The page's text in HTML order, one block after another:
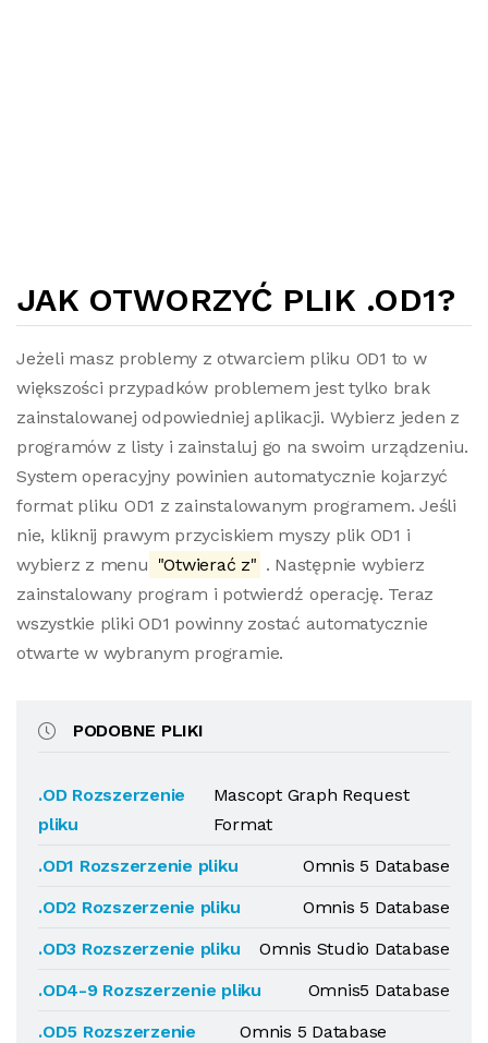
JAK OTWORZYĆ PLIK .OD1?
Jeżeli masz problemy z otwarciem pliku OD1 to w
większości przypadków problemem jest tylko brak
zainstalowanej odpowiedniej aplikacji. Wybierz jeden z
programów z listy i zainstaluj go na swoim urządzeniu.
System operacyjny powinien automatycznie kojarzyć
format pliku OD1 z zainstalowanym programem. Jeśli
nie, kliknij prawym przyciskiem myszy plik OD1 i
wybierz z menu "Otwierać z" . Następnie wybierz
zainstalowany program i potwierdź operację. Teraz
wszystkie pliki OD1 powinny zostać automatycznie
otwarte w wybranym programie.
PODOBNE PLIKI
.OD Rozszerzenie
pliku
Mascopt Graph Request
Format
.OD1 Rozszerzenie pliku
Omnis 5 Database
.OD2 Rozszerzenie pliku
Omnis 5 Database
.OD3 Rozszerzenie pliku
Omnis Studio Database
.OD4-9 Rozszerzenie pliku
Omnis5 Database
.OD5 Rozszerzenie
Omnis 5 Database